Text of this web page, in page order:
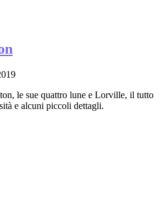
le sue quattro lune e Lorville, il tutto
e alcuni piccoli dettagli.